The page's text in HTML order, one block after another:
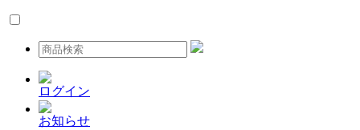
ログイン
お知らせ